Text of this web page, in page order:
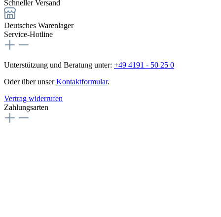
Schneller Versand
Deutsches Warenlager
Service-Hotline
Unterstützung und Beratung unter: +49 4191 - 50 25 0
Oder über unserKontaktformular.
Vertrag widerrufen
Zahlungsarten